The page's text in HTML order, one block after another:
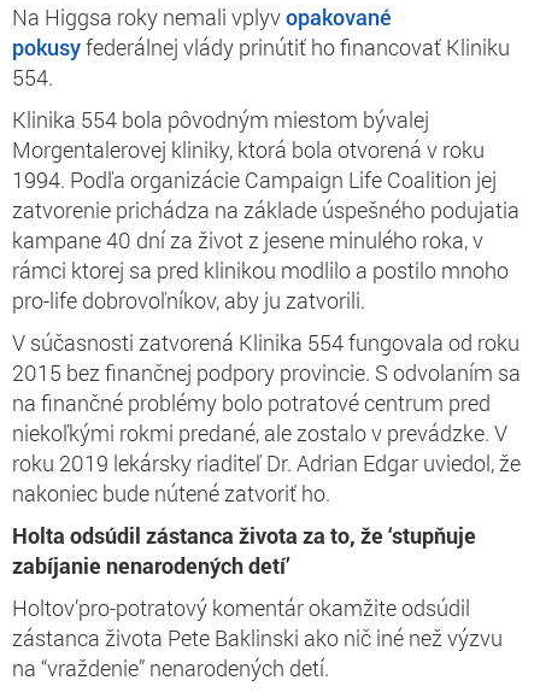
Na Higgsa roky nemali vplyvopakované
pokusyfederálnej vlády prinútiť ho financovať Kliniku
554.
Klinika 554 bola pôvodným miestom bývalej
Morgentalerovej kliniky, ktorá bola otvorená v roku
1994. Podľa organizácie Campaign Life Coalition jej
zatvorenie prichádza na základe úspešného podujatia
kampane 40 dní za život z jesene minulého roka, v
rámci ktorej sa pred klinikou modlilo a postilo mnoho
pro-life dobrovoľníkov, aby ju zatvorili.
V súčasnosti zatvorená Klinika 554 fungovala od roku
2015 bez finančnej podpory provincie. S odvolaním sa
na finančné problémy bolo potratové centrum pred
niekoľkými rokmi predané, ale zostalo v prevádzke. V
roku 2019 lekársky riaditeľ Dr. Adrian Edgar uviedol, že
nakoniec bude nútené zatvoriť ho.
Holta odsúdil zástanca života za to, že ‘stupňuje
zabíjanie nenarodených detí’
Holtov’pro-potratový komentár okamžite odsúdil
zástanca života Pete Baklinski ako nič iné než výzvu
na “vraždenie” nenarodených detí.